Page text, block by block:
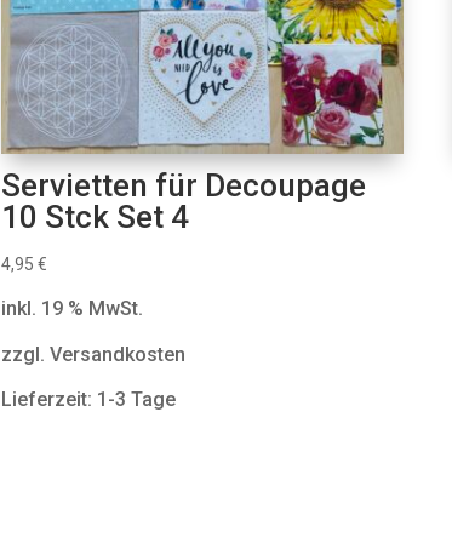
Servietten für Decoupage
10 Stck Set 4
4,95 €
inkl. 19 % MwSt.
zzgl. Versandkosten
Lieferzeit: 1-3 Tage